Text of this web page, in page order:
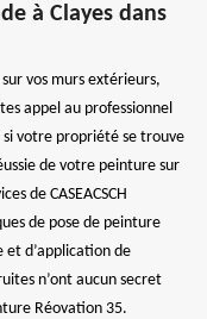
à Clayes dans
vos murs extérieurs,
appel au professionnel
si votre propriété se trouve
de votre peinture sur
de CASEACSCH
de pose de peinture
et d’application de
n’ont aucun secret
Réovation 35.